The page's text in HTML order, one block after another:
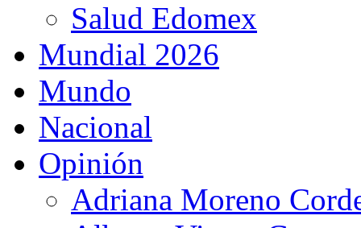
Salud Edomex
Mundial 2026
Mundo
Nacional
Opinión
Adriana Moreno